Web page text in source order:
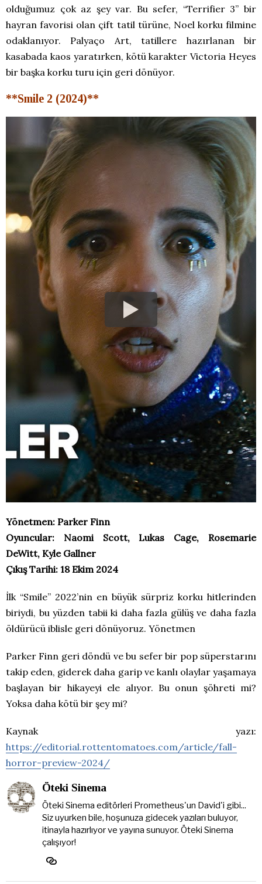
olduğumuz çok az şey var. Bu sefer, “Terrifier 3” bir
hayran favorisi olan çift tatil türüne, Noel korku filmine
odaklanıyor. Palyaço Art, tatillere hazırlanan bir
kasabada kaos yaratırken, kötü karakter Victoria Heyes
bir başka korku turu için geri dönüyor.
**Smile 2 (2024)**
Yönetmen: Parker Finn
Oyuncular: Naomi Scott, Lukas Cage, Rosemarie
DeWitt, Kyle Gallner
Çıkış Tarihi: 18 Ekim 2024
İlk “Smile” 2022’nin en büyük sürpriz korku hitlerinden
biriydi, bu yüzden tabii ki daha fazla gülüş ve daha fazla
öldürücü iblisle geri dönüyoruz. Yönetmen
Parker Finn geri döndü ve bu sefer bir pop süperstarını
takip eden, giderek daha garip ve kanlı olaylar yaşamaya
başlayan bir hikayeyi ele alıyor. Bu onun şöhreti mi?
Yoksa daha kötü bir şey mi?
Kaynak yazı:
https://editorial.rottentomatoes.com/article/fall-
horror-preview-2024/
Öteki Sinema
Öteki Sinema editörleri Prometheus'un David'i gibi...
Siz uyurken bile, hoşunuza gidecek yazıları buluyor,
itinayla hazırlıyor ve yayına sunuyor. Öteki Sinema
çalışıyor!